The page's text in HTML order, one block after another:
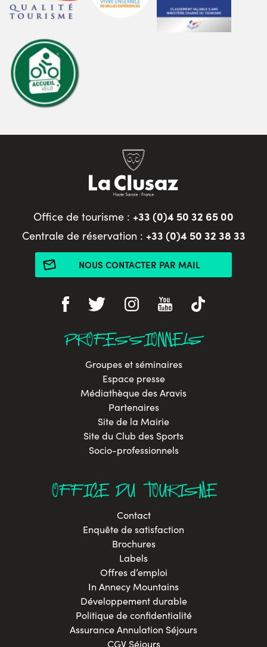
Office de tourisme : +33 (0)4 50 32 65 00
Centrale de réservation : +33 (0)4 50 32 38 33
NOUS CONTACTER PAR MAIL
PROFESSIONNELS
Groupes et séminaires
Espace presse
Médiathèque des Aravis
Partenaires
Site de la Mairie
Site du Club des Sports
Socio-professionnels
OFFICE DU TOURISME
Contact
Enquête de satisfaction
Brochures
Labels
Offres d’emploi
In Annecy Mountains
Développement durable
Politique de confidentialité
Assurance Annulation Séjours
CGV Séjours